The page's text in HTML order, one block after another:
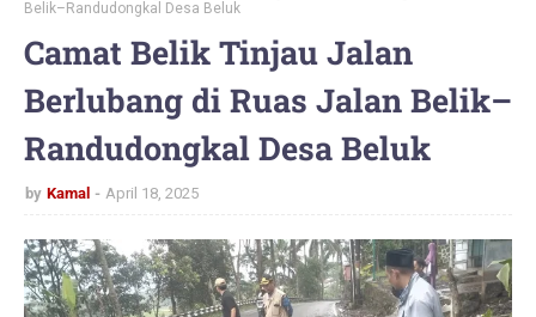
Belik–Randudongkal Desa Beluk
Camat Belik Tinjau Jalan
Berlubang di Ruas Jalan Belik–
Randudongkal Desa Beluk
by Kamal April 18, 2025